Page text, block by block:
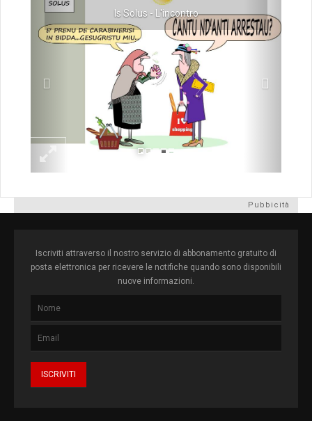
Is Solus - L'incontro
Pubbicità
Iscriviti attraverso il nostro servizio di abbonamento gratuito di
posta elettronica per ricevere le notifiche quando sono disponibili
nuove informazioni.